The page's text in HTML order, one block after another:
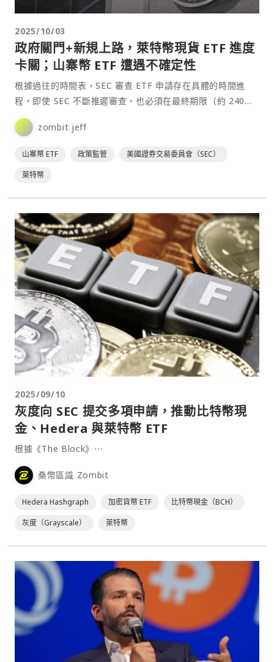
2025/10/03
政府關門+新規上路，萊特幣現貨 ETF 進度
卡關；山寨幣 ETF 遭遇不確定性
根據過往的時間表，SEC 審查 ETF 申請存在具體的時間進
程，即使 SEC 不斷推遲審查，也必須在最終期限（約 240
天）做出是否批准的決定。然而，這次 Can⋯
zombit jeff
山寨幣 ETF 政策監管
美國證券交易委員會（SEC）
萊特幣
2025/09/10
灰度向 SEC 提交多項申請，推動比特幣現
金、Hedera 與萊特幣 ETF
根據《The Block》⋯
桑幣區識 Zombit
Hedera Hashgraph 加密貨幣 ETF
比特幣現金（BCH）
灰度（Grayscale）
萊特幣